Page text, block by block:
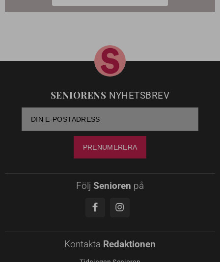
SENIORENS NYHETSBREV
Följ Senioren på
Kontakta Redaktionen